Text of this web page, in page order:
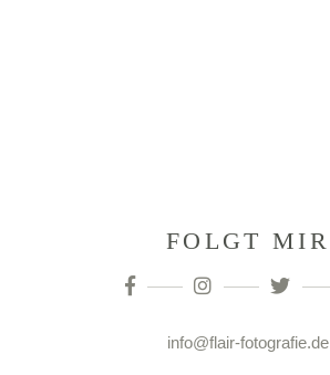
FOLGT MIR
info@flair-fotografie.de